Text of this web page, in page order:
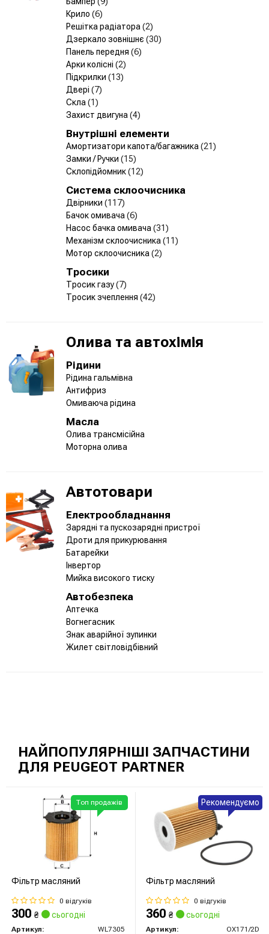
Крило (6)
Решітка радіатора (2)
Дзеркало зовнішнє (30)
Панель передня (6)
Арки колісні (2)
Підкрилки (13)
Двері (7)
Скла (1)
Захист двигуна (4)
Внутрішні елементи
Амортизатори капота/багажника (21)
Замки / Ручки (15)
Склопідйомник(12)
Система склоочисника
Двірники (117)
Бачок омивача (6)
Насос бачка омивача (31)
Механізм склоочисника (11)
Мотор склоочисника (2)
Тросики
Тросик газу(7)
Тросик зчеплення (42)
Олива та автохімія
Рідини
Рідина гальмівна
Антифриз
Омиваюча рідина
Масла
Олива трансмісійна
Моторна олива
Автотовари
Електрообладнання
Зарядні та пускозарядні пристрої
Дроти для прикурювання
Батарейки
Інвертор
Мийка високого тиску
Автобезпека
Аптечка
Вогнегасник
Знак аварійної зупинки
Жилет світловідбівний
НАЙПОПУЛЯРНІШІ ЗАПЧАСТИНИ
ДЛЯ PEUGEOT PARTNER
Фільтр масляний
0 відгуків
300 ₴ сьогодні
Артикул:
WL7305
Топ продажів
Фільтр масляний
0 відгуків
360 ₴ сьогодні
Артикул:
OX171/2D
Рекомендуємо